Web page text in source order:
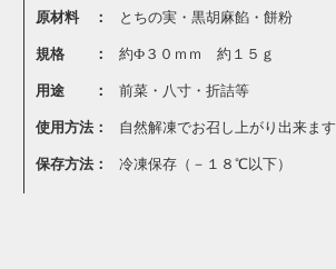
原材料 ： とちの実・黒胡麻餡・餅粉
規格 ： 約Ф３０ｍｍ 約１５ｇ
用途 ： 前菜・八寸・折詰等
使用方法： 自然解凍でお召し上がり出来ます
保存方法： 冷凍保存（－１８℃以下）